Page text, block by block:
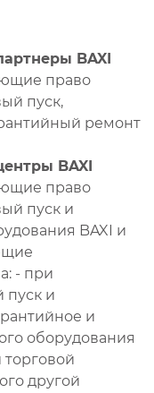
BAXI
право
пуск,
ремонт
BAXI
право
пуск и
BAXI и
- при
и
и
оборудования
другой